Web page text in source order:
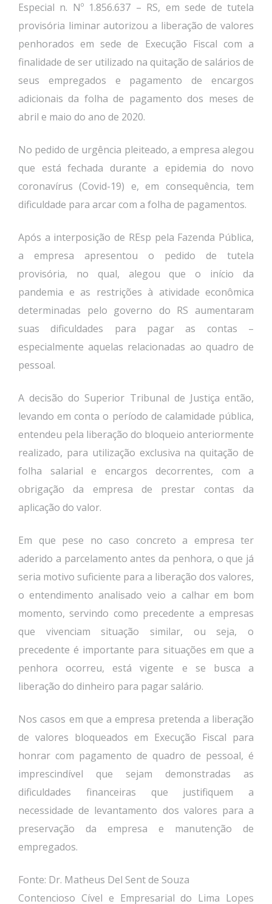
Especial n. Nº 1.856.637 – RS, em sede de tutela
provisória liminar autorizou a liberação de valores
penhorados em sede de Execução Fiscal com a
finalidade de ser utilizado na quitação de salários de
seus empregados e pagamento de encargos
adicionais da folha de pagamento dos meses de
abril e maio do ano de 2020.
No pedido de urgência pleiteado, a empresa alegou
que está fechada durante a epidemia do novo
coronavírus (Covid-19) e, em consequência, tem
dificuldade para arcar com a folha de pagamentos.
Após a interposição de REsp pela Fazenda Pública,
a empresa apresentou o pedido de tutela
provisória, no qual, alegou que o início da
pandemia e as restrições à atividade econômica
determinadas pelo governo do RS aumentaram
suas dificuldades para pagar as contas –
especialmente aquelas relacionadas ao quadro de
pessoal.
A decisão do Superior Tribunal de Justiça então,
levando em conta o período de calamidade pública,
entendeu pela liberação do bloqueio anteriormente
realizado, para utilização exclusiva na quitação de
folha salarial e encargos decorrentes, com a
obrigação da empresa de prestar contas da
aplicação do valor.
Em que pese no caso concreto a empresa ter
aderido a parcelamento antes da penhora, o que já
seria motivo suficiente para a liberação dos valores,
o entendimento analisado veio a calhar em bom
momento, servindo como precedente a empresas
que vivenciam situação similar, ou seja, o
precedente é importante para situações em que a
penhora ocorreu, está vigente e se busca a
liberação do dinheiro para pagar salário.
Nos casos em que a empresa pretenda a liberação
de valores bloqueados em Execução Fiscal para
honrar com pagamento de quadro de pessoal, é
imprescindível que sejam demonstradas as
dificuldades financeiras que justifiquem a
necessidade de levantamento dos valores para a
preservação da empresa e manutenção de
empregados.
Fonte: Dr. Matheus Del Sent de Souza
Contencioso Cível e Empresarial do Lima Lopes